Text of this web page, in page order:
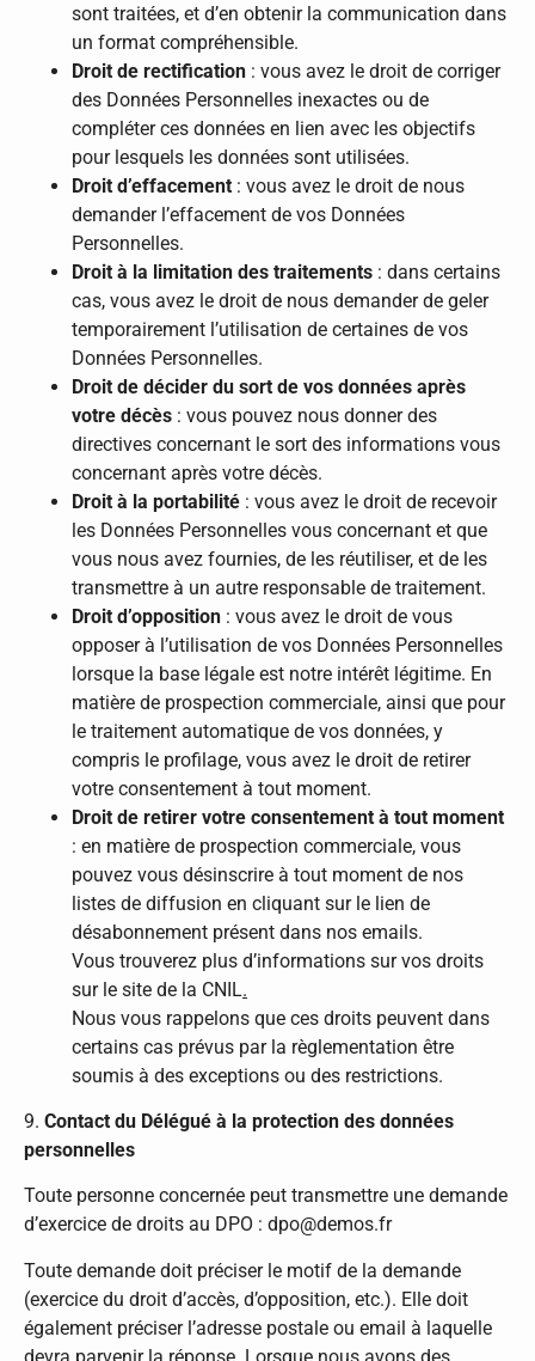
sont traitées, et d’en obtenir la communication dans
un format compréhensible.
Droit de rectification : vous avez le droit de corriger
des Données Personnelles inexactes ou de
compléter ces données en lien avec les objectifs
pour lesquels les données sont utilisées.
Droit d’effacement : vous avez le droit de nous
demander l’effacement de vos Données
Personnelles.
Droit à la limitation des traitements : dans certains
cas, vous avez le droit de nous demander de geler
temporairement l’utilisation de certaines de vos
Données Personnelles.
Droit de décider du sort de vos données après
votre décès : vous pouvez nous donner des
directives concernant le sort des informations vous
concernant après votre décès.
Droit à la portabilité : vous avez le droit de recevoir
les Données Personnelles vous concernant et que
vous nous avez fournies, de les réutiliser, et de les
transmettre à un autre responsable de traitement.
Droit d’opposition : vous avez le droit de vous
opposer à l’utilisation de vos Données Personnelles
lorsque la base légale est notre intérêt légitime. En
matière de prospection commerciale, ainsi que pour
le traitement automatique de vos données, y
compris le profilage, vous avez le droit de retirer
votre consentement à tout moment.
Droit de retirer votre consentement à tout moment
: en matière de prospection commerciale, vous
pouvez vous désinscrire à tout moment de nos
listes de diffusion en cliquant sur le lien de
désabonnement présent dans nos emails.
Vous trouverez plus d’informations sur vos droits
sur le site de la CNIL.
Nous vous rappelons que ces droits peuvent dans
certains cas prévus par la règlementation être
soumis à des exceptions ou des restrictions.
9. Contact du Délégué à la protection des données
personnelles
Toute personne concernée peut transmettre une demande
d’exercice de droits au DPO : dpo@demos.fr
Toute demande doit préciser le motif de la demande
(exercice du droit d’accès, d’opposition, etc.). Elle doit
également préciser l’adresse postale ou email à laquelle